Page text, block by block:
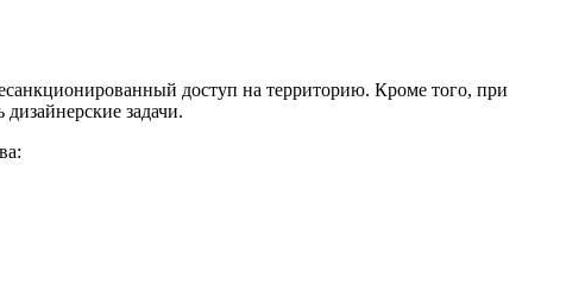
доступ на территорию. Кроме того, при
задачи.